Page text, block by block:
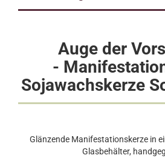
Auge der
-
Sojawachskerze
Glänzende Manifestationskerze in
Glasbehälter,